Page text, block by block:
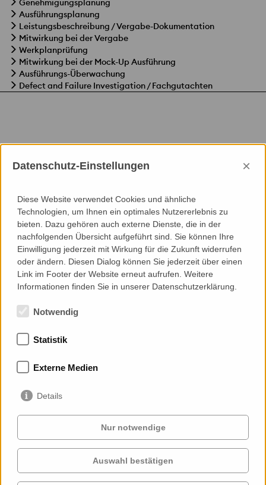
Genehmigungsplanung
Ausführungsplanung
Leistungsbeschreibung / Vergabe-Dokumentation
Mitwirkung bei der Vergabe
Werkplanprüfung
Mitwirkung bei der Mock-Up Ausführung
Ausführungs-Überwachung
Defect and Failure Investigation / Fachgutachten
Specials
Facade-Lab
Mock-ups und Prototypen
Mitgliedschaften
Services
Auftraggeber
Datenschutz-Einstellungen ×
Diese Website verwendet Cookies und ähnliche
Technologien, um Ihnen ein optimales Nutzererlebnis zu
bieten. Dazu gehören auch externe Dienste, die in der
nachfolgenden Übersicht aufgeführt sind. Sie können Ihre
Einwilligung jederzeit mit Wirkung für die Zukunft widerrufen
oder ändern. Diesen Dialog können Sie jederzeit über einen
Link im Footer der Website erneut aufrufen. Weitere
Informationen finden Sie in unserer Datenschutzerklärung.
Notwendig
Statistik
Externe Medien
Details
Nur notwendige
Auswahl bestätigen